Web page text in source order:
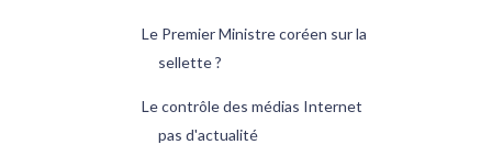
Le Premier Ministre coréen sur la
sellette ?
Le contrôle des médias Internet
pas d'actualité